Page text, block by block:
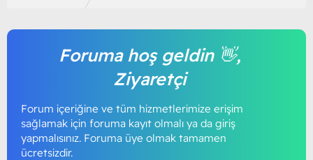
Foruma hoş geldin 👋,
Ziyaretçi
Forum içeriğine ve tüm hizmetlerimize erişim
sağlamak için foruma kayıt olmalı ya da giriş
yapmalısınız. Foruma üye olmak tamamen
ücretsizdir.